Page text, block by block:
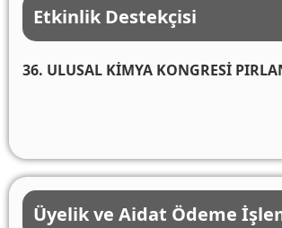
Etkinlik Destekçisi
36. ULUSAL KİMYA KONGRESİ
Üyelik ve Aidat Ödeme